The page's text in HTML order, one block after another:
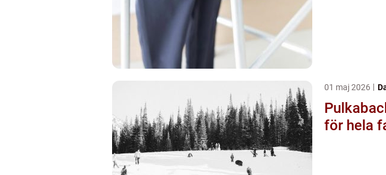
01 maj 2026
Pulkabacke
för hela